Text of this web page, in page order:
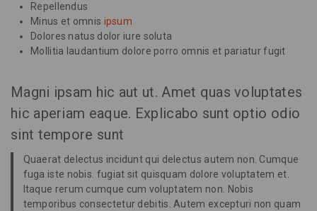
Repellendus
Minus et omnis ipsum
Dolores natus dolor iure soluta
Mollitia laudantium dolore porro omnis et pariatur fugit
Magni ipsam hic aut ut. Amet quas voluptates
hic aperiam eaque. Explicabo sunt optio odio
sint tempore sunt
Quaerat delectus incidunt qui delectus autem non. Cumque
fuga iste nobis. fugiat sit quisquam dolore voluptatem et.
Itaque rerum cumque cum voluptatem non. Nobis
temporibus consectetur debitis. Autem excepturi non quam